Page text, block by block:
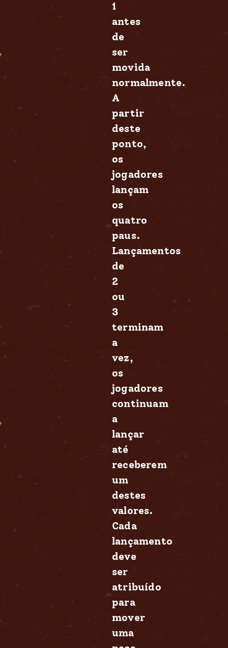
1
antes
de
ser
movida
normalmente.
A
partir
deste
ponto,
os
jogadores
lançam
os
quatro
paus.
Lançamentos
de
2
ou
3
terminam
a
vez,
os
jogadores
continuam
a
lançar
até
receberem
um
destes
valores.
Cada
lançamento
deve
ser
atribuído
para
mover
uma